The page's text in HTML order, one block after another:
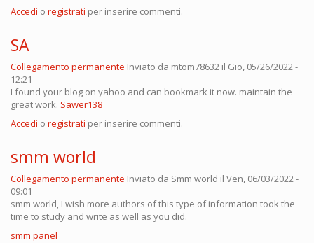
Accedi o registrati per inserire commenti.
SA
Collegamento permanente Inviato da mtom78632 il Gio, 05/26/2022 -
12:21
I found your blog on yahoo and can bookmark it now. maintain the
great work. Sawer138
Accedi o registrati per inserire commenti.
smm world
Collegamento permanente Inviato da Smm world il Ven, 06/03/2022 -
09:01
smm world, I wish more authors of this type of information took the
time to study and write as well as you did.
smm panel